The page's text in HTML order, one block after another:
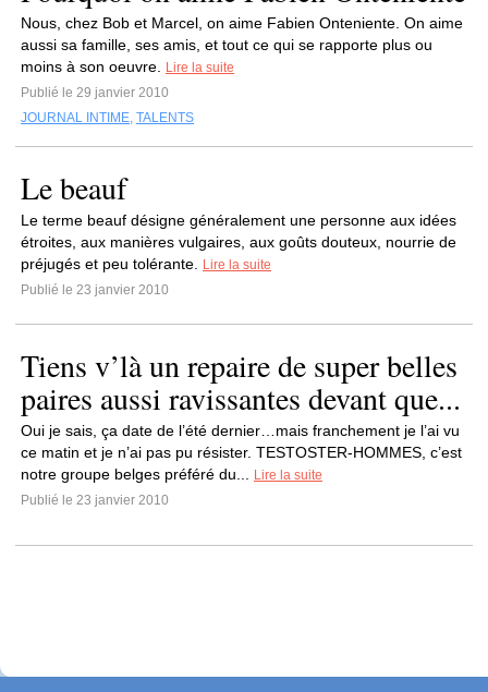
Nous, chez Bob et Marcel, on aime Fabien Onteniente. On aime
aussi sa famille, ses amis, et tout ce qui se rapporte plus ou
moins à son oeuvre.
Lire la suite
Publié le 29 janvier 2010
JOURNAL INTIME, TALENTS
Le beauf
Le terme beauf désigne généralement une personne aux idées
étroites, aux manières vulgaires, aux goûts douteux, nourrie de
préjugés et peu tolérante.
Lire la suite
Publié le 23 janvier 2010
Tiens v’là un repaire de super belles
paires aussi ravissantes devant que...
Oui je sais, ça date de l’été dernier…mais franchement je l’ai vu
ce matin et je n’ai pas pu résister. TESTOSTER-HOMMES, c’est
notre groupe belges préféré du...
Lire la suite
Publié le 23 janvier 2010